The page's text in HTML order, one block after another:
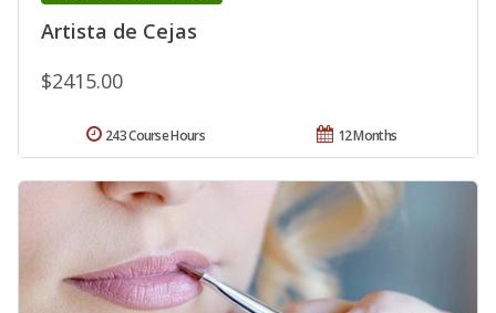
Artista de Cejas
$2415.00
12 Months
243 Course Hours